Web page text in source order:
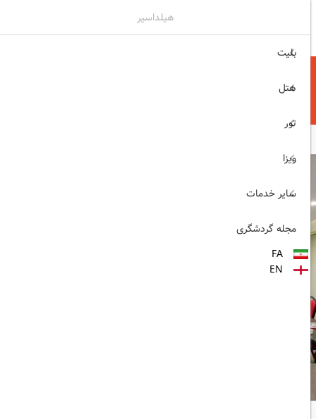
۰۲۱۷۷۶۵۵۹۶۰
هیلداسیر
بلیت
هتل
تور
ویزا
سایر خدمات
مجله گردشگری
FA
EN